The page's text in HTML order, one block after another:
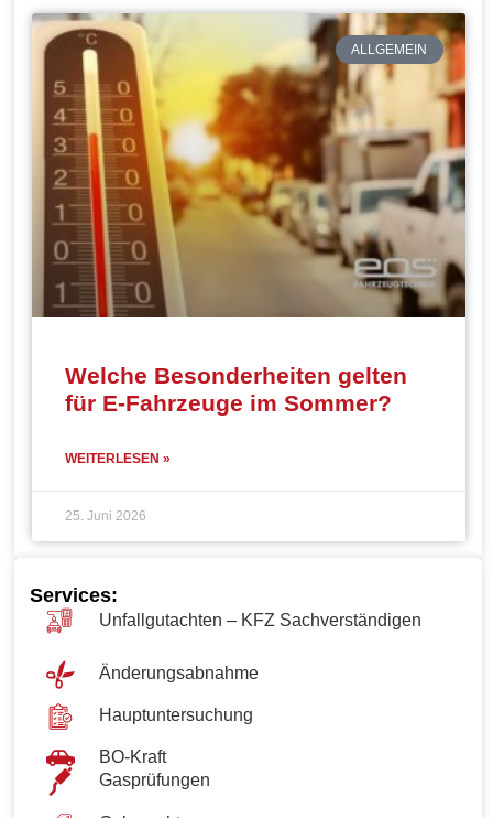
ALLGEMEIN
Welche Besonderheiten gelten
für E-Fahrzeuge im Sommer?
WEITERLESEN »
25. Juni 2026
Services:
Unfallgutachten – KFZ Sachverständigen
Änderungsabnahme
Hauptuntersuchung
BO-Kraft
Gasprüfungen